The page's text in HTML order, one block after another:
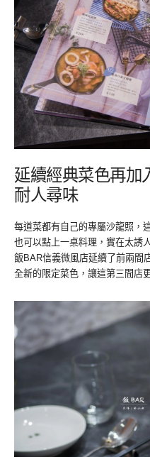
延續經典菜色再加
耐人尋味
每道菜都有自己的專屬沙龍照，
也可以點上一桌料理，實在太誘
飯BAR信義微風店延續了前兩間
全新的限定菜色，讓這第三間店